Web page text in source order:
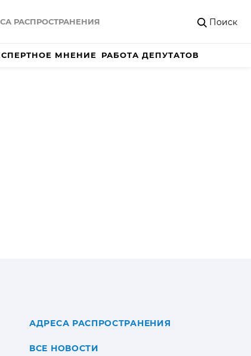
РАСПРОСТРАНЕНИЯ Поиск
МНЕНИЕ РАБОТА ДЕПУТАТОВ
АДРЕСА РАСПРОСТРАНЕНИЯ
ВСЕ НОВОСТИ